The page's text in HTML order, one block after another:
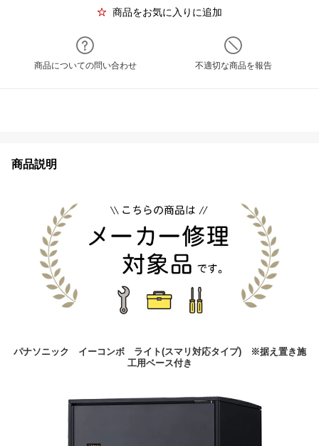
商品をお気に入りに追加
商品についての問い合わせ 不適切な商品を報告
商品説明
パナソニック イーコンボ ライト(スマリ対応タイプ) ※据え置き施
工用ベース付き